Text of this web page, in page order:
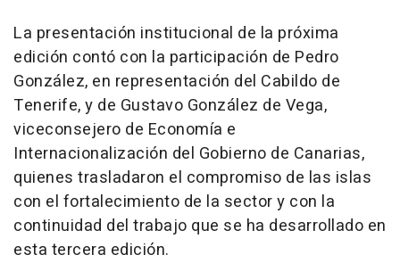
La presentación institucional de la próxima
edición contó con la participación de Pedro
González, en representación del Cabildo de
Tenerife, y de Gustavo González de Vega,
viceconsejero de Economía e
Internacionalización del Gobierno de Canarias,
quienes trasladaron el compromiso de las islas
con el fortalecimiento de la sector y con la
continuidad del trabajo que se ha desarrollado en
esta tercera edición.